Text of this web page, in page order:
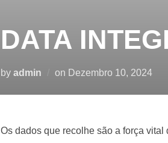
DATA
by admin on Dezembro 10, 2024
Os dados que recolhe são a força